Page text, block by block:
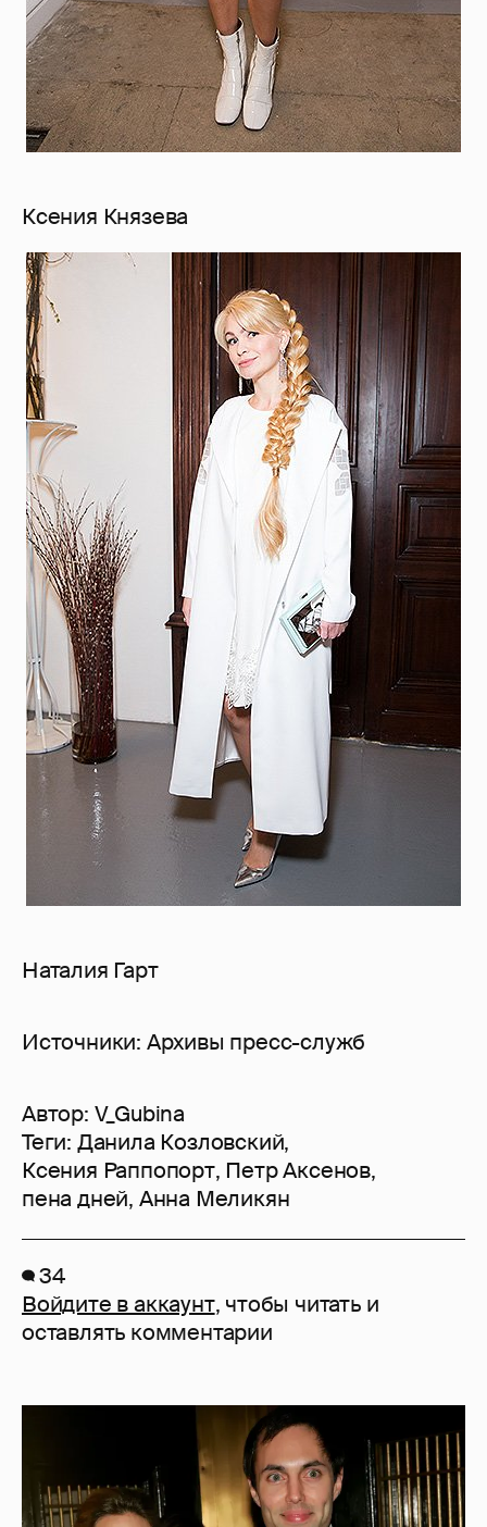
Ксения Князева
Наталия Гарт
Источники: Архивы пресс-служб
Автор: V_Gubina
Теги: Данила Козловский,
Ксения Раппопорт, Петр Аксенов,
пена дней, Анна Меликян
34
Войдите в аккаунт, чтобы читать и
оставлять комментарии